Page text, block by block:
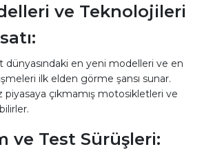
ve Teknolojileri
dünyasındaki en yeni modelleri ve en
ilk elden görme şansı sunar.
çıkmamış motosikletleri ve
ve Test Sürüşleri: